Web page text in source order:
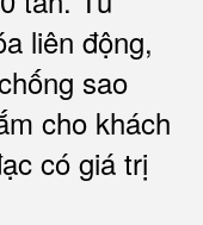
liên động,
sao
cho khách
có giá trị